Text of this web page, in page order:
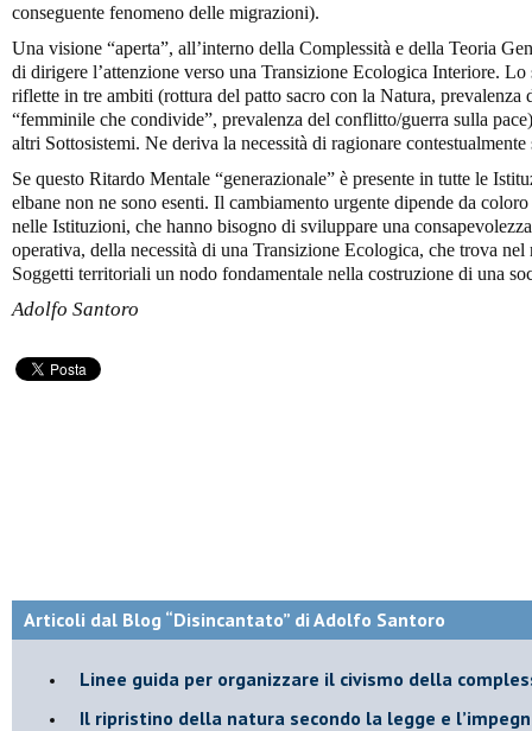
conseguente fenomeno delle migrazioni).
Una visione “aperta”, all’interno della Complessità e della Teoria
di dirigere l’attenzione verso una Transizione Ecologica Interiore.
riflette in tre ambiti (rottura del patto sacro con la Natura, prevalenza
“femminile che condivide”, prevalenza del conflitto/guerra sulla
altri Sottosistemi. Ne deriva la necessità di ragionare contestualmente
Se questo Ritardo Mentale “generazionale” è presente in tutte le
elbane non ne sono esenti. Il cambiamento urgente dipende da
nelle Istituzioni, che hanno bisogno di sviluppare una
operativa, della necessità di una Transizione Ecologica, che trova
Soggetti territoriali un nodo fondamentale nella costruzione di una
Adolfo Santoro
Articoli dal Blog “Disincantato” di Adolfo Santoro
​Linee guida per organizzare il civismo della
​Il ripristino della natura secondo la legge e